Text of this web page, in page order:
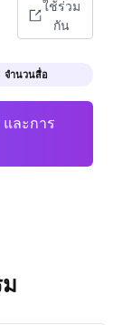
ใช้ร่วม
กัน
จำนวนสื่อ
ละการ